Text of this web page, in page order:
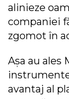
alinieze
companiei
zgomot în
Așa au ales
avantaj al